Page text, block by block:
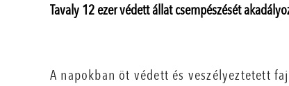
Tavaly 12 ezer védett állat csempészését
A napokban öt védett és veszélyeztetett